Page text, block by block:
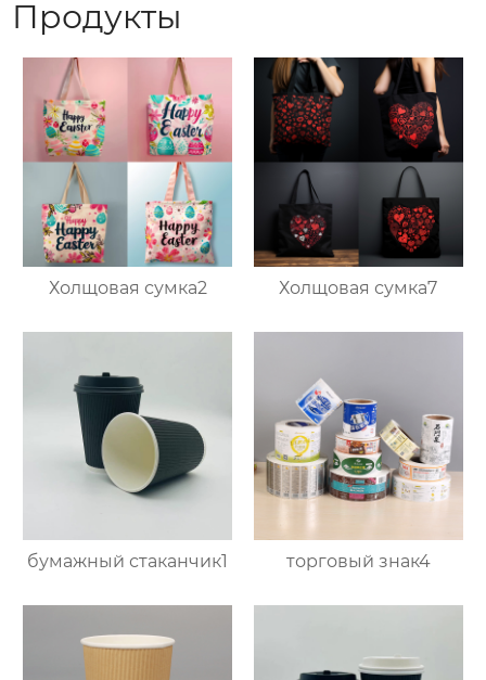
Продукты
Холщовая сумка2 Холщовая сумка7
бумажный стаканчик1 торговый знак4